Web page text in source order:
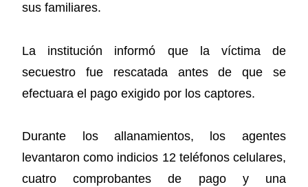
sus familiares.
La institución informó que la víctima de
secuestro fue rescatada antes de que se
efectuara el pago exigido por los captores.
Durante los allanamientos, los agentes
levantaron como indicios 12 teléfonos celulares,
cuatro comprobantes de pago y una